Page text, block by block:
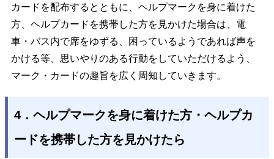
カードを配布するとともに、ヘルプマークを身に着けた
方、ヘルプカードを携帯した方を見かけた場合は、電
車・バス内で席をゆずる、困っているようであれば声を
かける等、思いやりのある行動をしていただけるよう、
マーク・カードの趣旨を広く周知していきます。
4．ヘルプマークを身に着けた方・ヘルプカ
ードを携帯した方を見かけたら